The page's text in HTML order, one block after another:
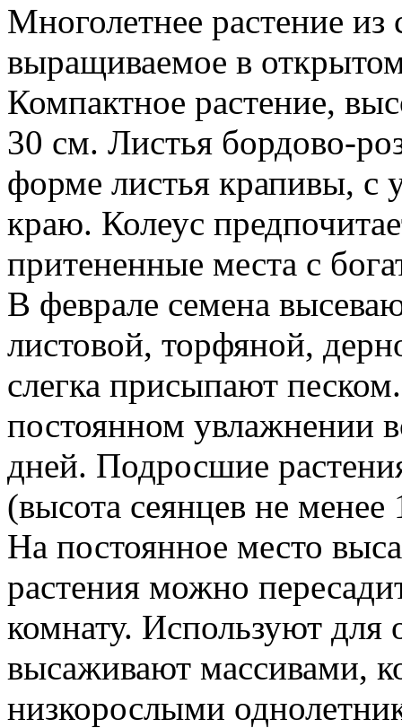
Многолетнее растение
выращиваемое в
Компактное растение,
30 см. Листья бордово-
форме листья крапивы, с
краю. Колеус
притененные места с
В феврале семена
листовой, торфяной,
слегка присыпают
постоянном увлажнении
дней. Подросшие
(высота сеянцев не
На постоянное место
растения можно
комнату. Используют
высаживают массивами,
низкорослыми